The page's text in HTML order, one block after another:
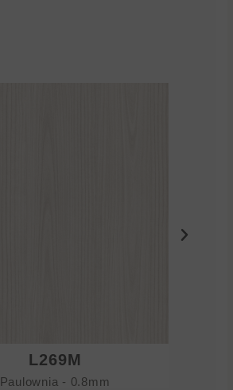
L269M
Paulownia - 0.8mm